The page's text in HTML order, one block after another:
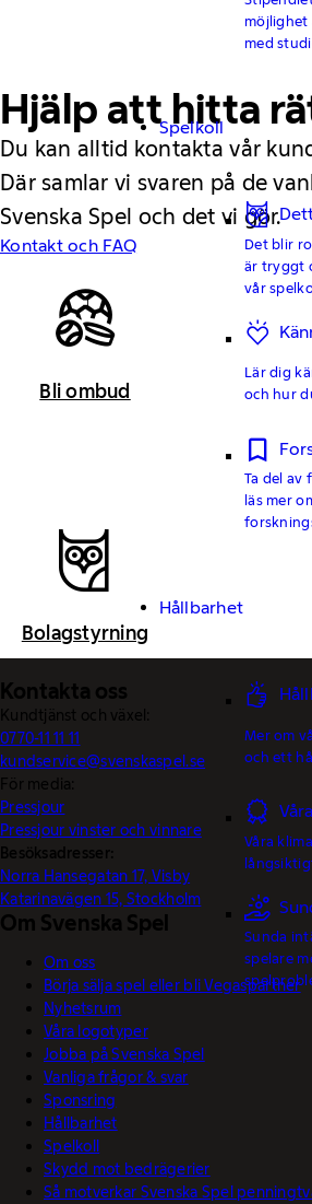
med
Spelkoll
Det blir
är tryggt
vår
Lär dig
och hur
Ta del av
läs mer
Hållbarhet
Mer om
och ett
Våra
Sunda
spelare
Hjälp att hitta
Du kan alltid kontakta vår
Där samlar vi svaren på de
Svenska Spel och det vi gör.
Kontakt och FAQ
Bli ombud
Bolagstyrning
Kontakta oss
Kundtjänst och växel:
0770-11 11 11
kundservice@svenskaspel.se
För media:
Pressjour
Pressjour vinster och vinnare
Besöksadresser:
Norra Hansegatan 17, Visby
Katarinavägen 15, Stockholm
Om Svenska Spel
Om oss
Börja sälja spel eller bli Vegaspartner
Nyhetsrum
Våra logotyper
Jobba på Svenska Spel
Vanliga frågor & svar
Sponsring
Hållbarhet
Spelkoll
Skydd mot bedrägerier
Så motverkar Svenska Spel